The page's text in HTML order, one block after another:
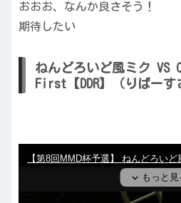
おおお、なんか良さそう！
期待したい
ねんどろいど風ミク VS
First【DDR】（りばーす